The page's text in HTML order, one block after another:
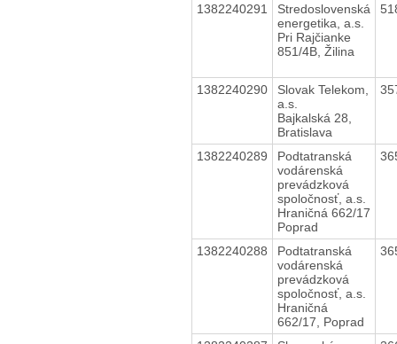
1382240291
Stredoslovenská
energetika, a.s.
Pri Rajčianke
851/4B, Žilina
1382240290
Slovak Telekom,
a.s.
Bajkalská 28,
Bratislava
1382240289
Podtatranská
vodárenská
prevádzková
spoločnosť, a.s.
Hraničná 662/17
Poprad
1382240288
Podtatranská
vodárenská
prevádzková
spoločnosť, a.s.
Hraničná
662/17, Poprad